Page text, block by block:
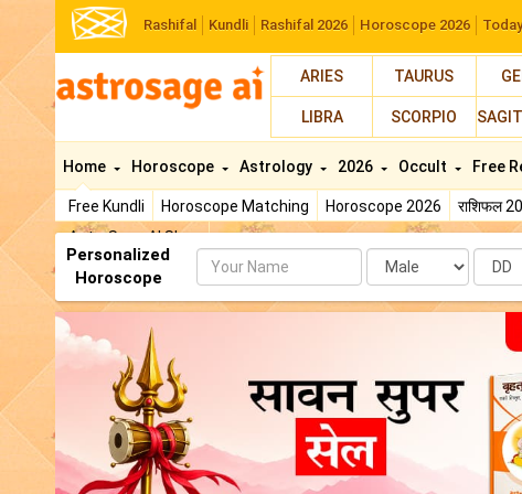
Rashifal Kundli Rashifal 2026 Horoscope 2026
ARIES TAURUS
LIBRA SCORPIO
Home
Free Kundli Horoscope Matching Horoscope 2026 राशिफल
AstroSage AI Shop
Horoscope Astrology 2026 Occult Free
Personalized
Horoscope
Name Date